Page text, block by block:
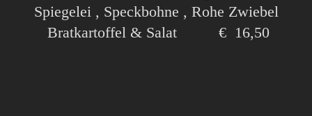
Spiegelei , Speckbohne , Rohe Zwiebel
Bratkartoffel & Salat € 16,50